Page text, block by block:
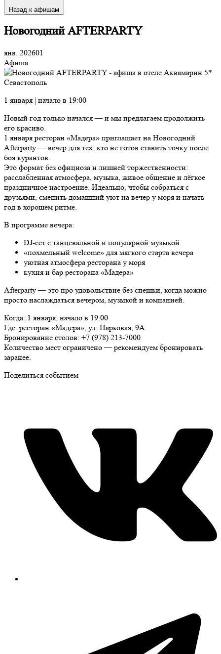
Назад к афишам
Новогодний AFTERPARTY
янв. 202601
Афиша
1 января | начало в 19:00
Новый год только начался — и мы предлагаем продолжить
его красиво.
1 января ресторан «Мадера» приглашает на Новогодний
Afterparty — вечер для тех, кто не готов ставить точку после
боя курантов.
Это формат без официоза и лишней торжественности:
расслабленная атмосфера, музыка, живое общение и лёгкое
праздничное настроение. Идеально, чтобы собраться с
друзьями, сменить домашний уют на вечер у моря и начать
год в хорошем ритме.
В программе вечера:
DJ-сет с танцевальной и популярной музыкой
«похмельный welcome» для мягкого старта вечера
уютная атмосфера ресторана у моря
кухня и бар ресторана «Мадера»
Afterparty — это про удовольствие без спешки, когда можно
просто наслаждаться вечером, музыкой и компанией.
Когда: 1 января, начало в 19:00
Где: ресторан «Мадера», ул. Парковая, 9А
Бронирование столов: +7 (978) 213-7000
Количество мест ограничено — рекомендуем бронировать
заранее.
Поделиться событием